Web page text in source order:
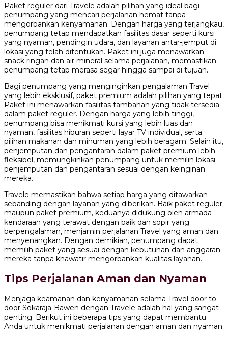
Paket reguler dari Travele adalah pilihan yang ideal bagi
penumpang yang mencari perjalanan hemat tanpa
mengorbankan kenyamanan. Dengan harga yang terjangkau,
penumpang tetap mendapatkan fasilitas dasar seperti kursi
yang nyaman, pendingin udara, dan layanan antar-jemput di
lokasi yang telah ditentukan. Paket ini juga menawarkan
snack ringan dan air mineral selama perjalanan, memastikan
penumpang tetap merasa segar hingga sampai di tujuan.
Bagi penumpang yang menginginkan pengalaman Travel
yang lebih eksklusif, paket premium adalah pilihan yang tepat.
Paket ini menawarkan fasilitas tambahan yang tidak tersedia
dalam paket reguler. Dengan harga yang lebih tinggi,
penumpang bisa menikmati kursi yang lebih luas dan
nyaman, fasilitas hiburan seperti layar TV individual, serta
pilihan makanan dan minuman yang lebih beragam. Selain itu,
penjemputan dan pengantaran dalam paket premium lebih
fleksibel, memungkinkan penumpang untuk memilih lokasi
penjemputan dan pengantaran sesuai dengan keinginan
mereka.
Travele memastikan bahwa setiap harga yang ditawarkan
sebanding dengan layanan yang diberikan. Baik paket reguler
maupun paket premium, keduanya didukung oleh armada
kendaraan yang terawat dengan baik dan sopir yang
berpengalaman, menjamin perjalanan Travel yang aman dan
menyenangkan. Dengan demikian, penumpang dapat
memilih paket yang sesuai dengan kebutuhan dan anggaran
mereka tanpa khawatir mengorbankan kualitas layanan.
Tips Perjalanan Aman dan Nyaman
Menjaga keamanan dan kenyamanan selama Travel door to
door Sokaraja-Bawen dengan Travele adalah hal yang sangat
penting. Berikut ini beberapa tips yang dapat membantu
Anda untuk menikmati perjalanan dengan aman dan nyaman.